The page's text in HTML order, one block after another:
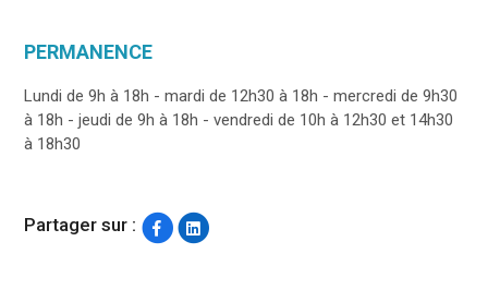
PERMANENCE
Lundi de 9h à 18h - mardi de 12h30 à 18h - mercredi de 9h30
à 18h - jeudi de 9h à 18h - vendredi de 10h à 12h30 et 14h30
à 18h30
Partager sur :